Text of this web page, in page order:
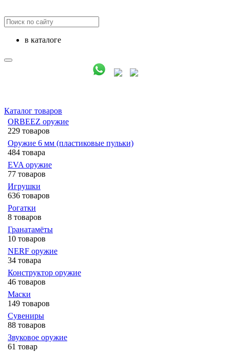
в каталоге
Каталог товаров
ORBEEZ оружие
229 товаров
Оружие 6 мм (пластиковые пульки)
484 товара
EVA оружие
77 товаров
Игрушки
636 товаров
Рогатки
8 товаров
Гранатамёты
10 товаров
NERF оружие
34 товара
Конструктор оружие
46 товаров
Маски
149 товаров
Сувениры
88 товаров
Звуковое оружие
61 товар